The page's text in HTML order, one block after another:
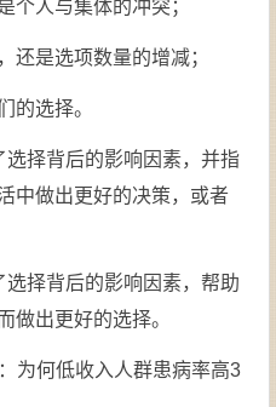
个人与集体的冲突；
还是选项数量的增减；
的选择。
择背后的影响因素，并指
中做出更好的决策，或者
择背后的影响因素，帮助
做出更好的选择。
为何低收入人群患病率高3